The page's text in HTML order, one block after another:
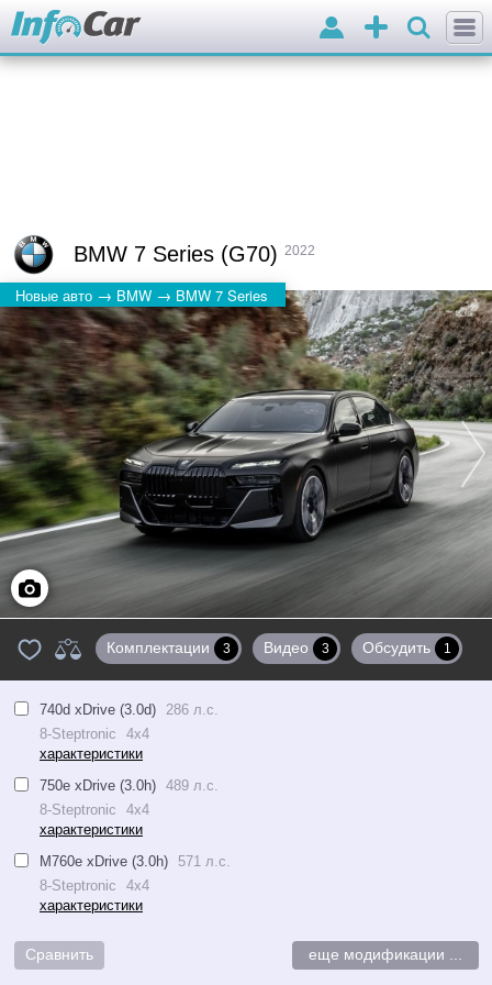
Добавить
объявление
Войти
BMW 7 Series (G70) 2022
Новые авто → BMW → BMW 7 Series
Фото
Комплектации 3 Видео 3 Обсудить 1
740d xDrive (3.0d)
286 л.с.
8-Steptronic
4x4
характеристики
750e xDrive (3.0h) 489 л.с.
8-Steptronic
4x4
характеристики
M760e xDrive (3.0h)
571 л.с.
8-Steptronic
4x4
характеристики
еще модификации ...